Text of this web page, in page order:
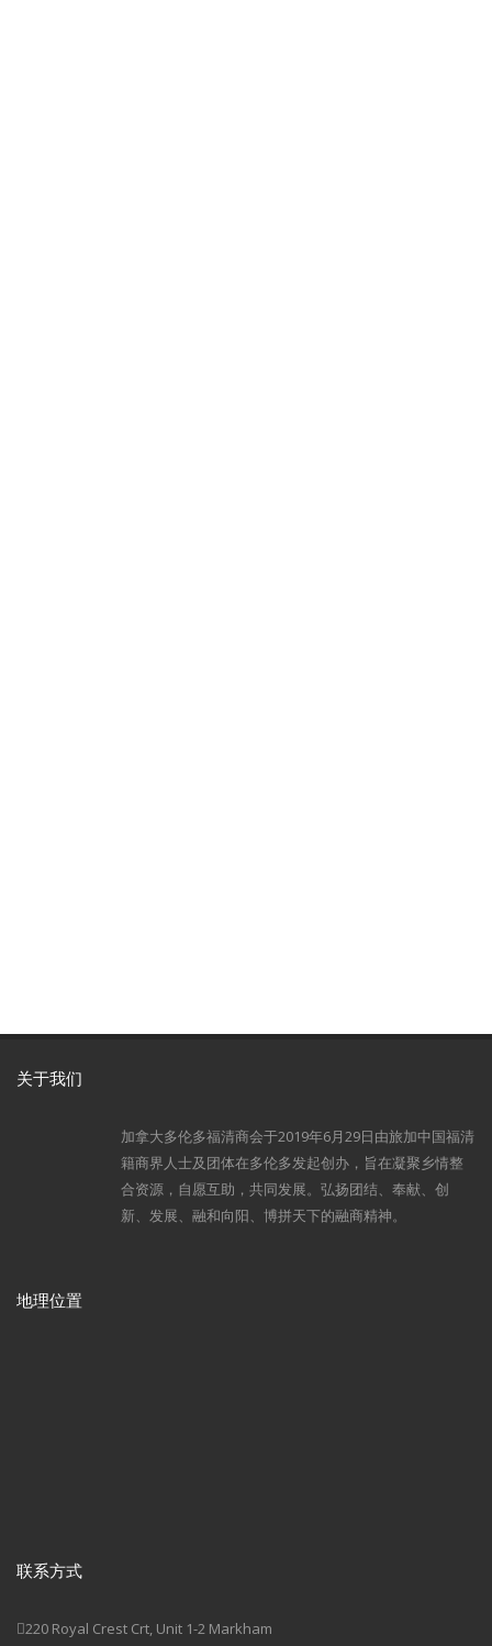
关于我们
加拿大多伦多福清商会于2019年6月29日由旅加中国福清
籍商界人士及团体在多伦多发起创办，旨在凝聚乡情整
合资源，自愿互助，共同发展。弘扬团结、奉献、创
新、发展、融和向阳、博拼天下的融商精神。
地理位置
联系方式
220 Royal Crest Crt, Unit 1-2 Markham